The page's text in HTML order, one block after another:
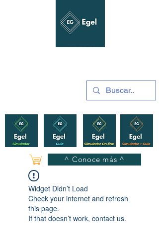
GUÍAS Y SIMULADORES
^ Conoce más ^
Widget Didn’t Load
Check your internet and refresh
this page.
If that doesn’t work, contact us.